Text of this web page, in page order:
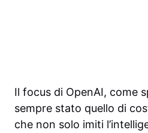
Il focus di OpenAI, come
sempre stato quello di
che non solo imiti